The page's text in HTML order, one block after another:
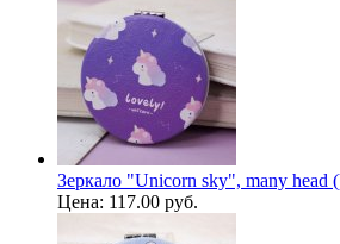
Зеркало "Unicorn sky", many head
Цена: 117.00 руб.